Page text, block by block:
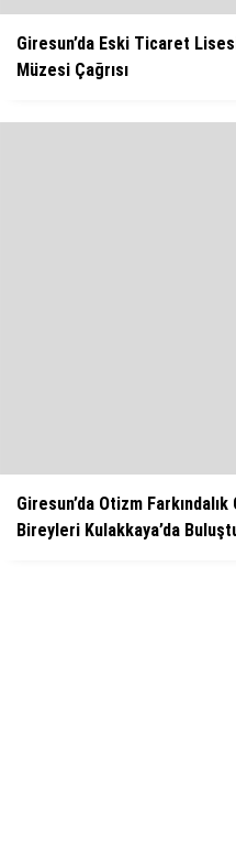
Giresun’da Eski Ticaret
Müzesi Çağrısı
Giresun’da Otizm
Bireyleri Kulakkaya’da